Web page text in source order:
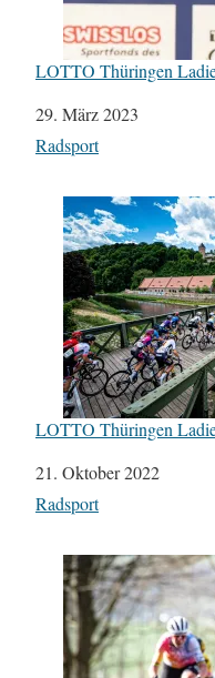
LOTTO Thüringen
Datum
29. März 2023
In Bezug auf
Radsport
LOTTO Thüringen
Datum
21. Oktober 2022
In Bezug auf
Radsport